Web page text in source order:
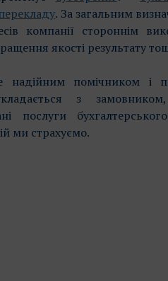
. За загальним
компанії стороннім
якості результату
помічником і
з
послуги
ми страхуємо.